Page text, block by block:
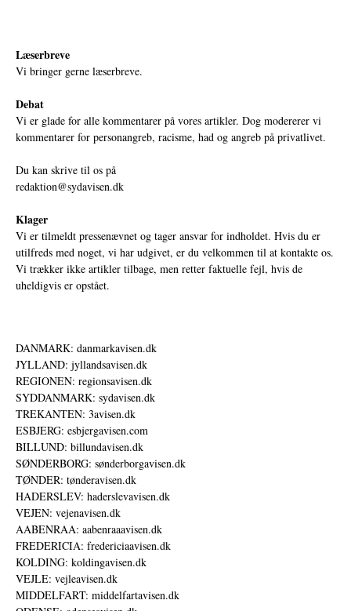
Læserbreve
Vi bringer gerne læserbreve.
Debat
Vi er glade for alle kommentarer på vores artikler. Dog modererer vi
kommentarer for personangreb, racisme, had og angreb på privatlivet.
Du kan skrive til os på
redaktion@sydavisen.dk
Klager
Vi er tilmeldt pressenævnet og tager ansvar for indholdet. Hvis du er
utilfreds med noget, vi har udgivet, er du velkommen til at kontakte os.
Vi trækker ikke artikler tilbage, men retter faktuelle fejl, hvis de
uheldigvis er opstået.
DANMARK: danmarkavisen.dk
JYLLAND: jyllandsavisen.dk
REGIONEN: regionsavisen.dk
SYDDANMARK: sydavisen.dk
TREKANTEN: 3avisen.dk
ESBJERG: esbjergavisen.com
BILLUND: billundavisen.dk
SØNDERBORG: sønderborgavisen.dk
TØNDER: tønderavisen.dk
HADERSLEV: haderslevavisen.dk
VEJEN: vejenavisen.dk
AABENRAA: aabenraaavisen.dk
FREDERICIA: fredericiaavisen.dk
KOLDING: koldingavisen.dk
VEJLE: vejleavisen.dk
MIDDELFART: middelfartavisen.dk